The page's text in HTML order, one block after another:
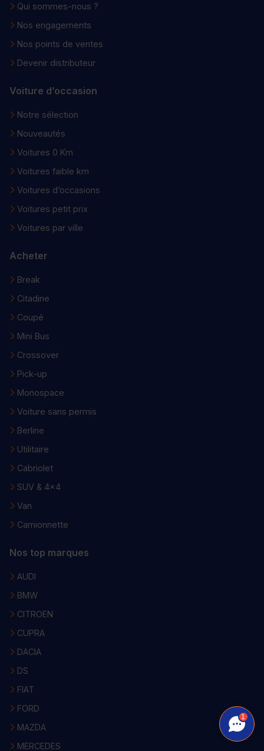
Qui sommes-nous ?
Nos engagements
Nos points de ventes
Devenir distributeur
Voiture d’occasion
Notre sélection
Nouveautés
Voitures 0 Km
Voitures faible km
Voitures d’occasions
Voitures petit prix
Voitures par ville
Acheter
Break
Citadine
Coupé
Mini Bus
Crossover
Pick-up
Monospace
Voiture sans permis
Berline
Utilitaire
Cabriolet
SUV & 4x4
Van
Camionnette
Nos top marques
AUDI
BMW
CITROEN
CUPRA
DACIA
DS
FIAT
FORD
MAZDA
MERCEDES
1